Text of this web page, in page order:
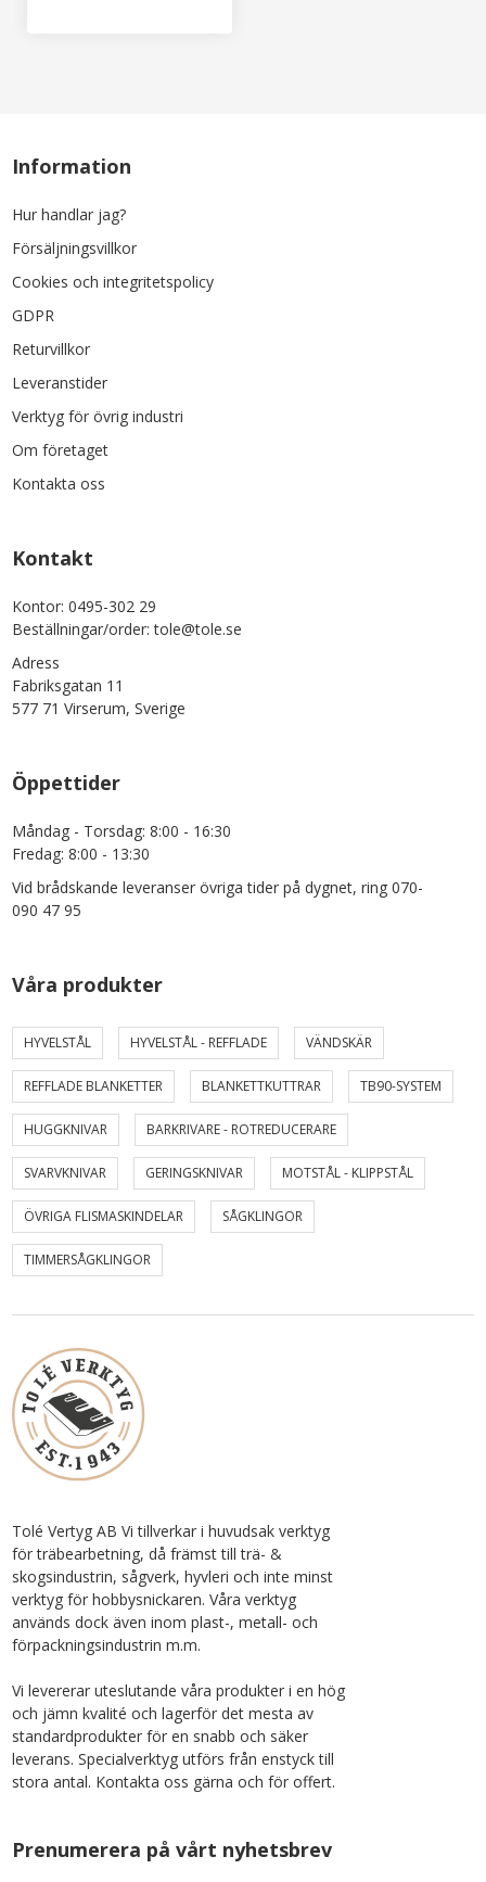
Information
Hur handlar jag?
Försäljningsvillkor
Cookies och integritetspolicy
GDPR
Returvillkor
Leveranstider
Verktyg för övrig industri
Om företaget
Kontakta oss
Kontakt
Kontor: 0495-302 29
Beställningar/order: tole@tole.se
Adress
Fabriksgatan 11
577 71 Virserum, Sverige
Öppettider
Måndag - Torsdag: 8:00 - 16:30
Fredag: 8:00 - 13:30
Vid brådskande leveranser övriga tider på dygnet, ring 070-
090 47 95
Våra produkter
HYVELSTÅL HYVELSTÅL - REFFLADE VÄNDSKÄR
REFFLADE BLANKETTER BLANKETTKUTTRAR TB90-SYSTEM
HUGGKNIVAR BARKRIVARE - ROTREDUCERARE
SVARVKNIVAR GERINGSKNIVAR MOTSTÅL - KLIPPSTÅL
ÖVRIGA FLISMASKINDELAR SÅGKLINGOR
TIMMERSÅGKLINGOR
Tolé Vertyg AB Vi tillverkar i huvudsak verktyg
för träbearbetning, då främst till trä- &
skogsindustrin, sågverk, hyvleri och inte minst
verktyg för hobbysnickaren. Våra verktyg
används dock även inom plast-, metall- och
förpackningsindustrin m.m.
Vi levererar uteslutande våra produkter i en hög
och jämn kvalité och lagerför det mesta av
standardprodukter för en snabb och säker
leverans. Specialverktyg utförs från enstyck till
stora antal. Kontakta oss gärna och för offert.
Prenumerera på vårt nyhetsbrev